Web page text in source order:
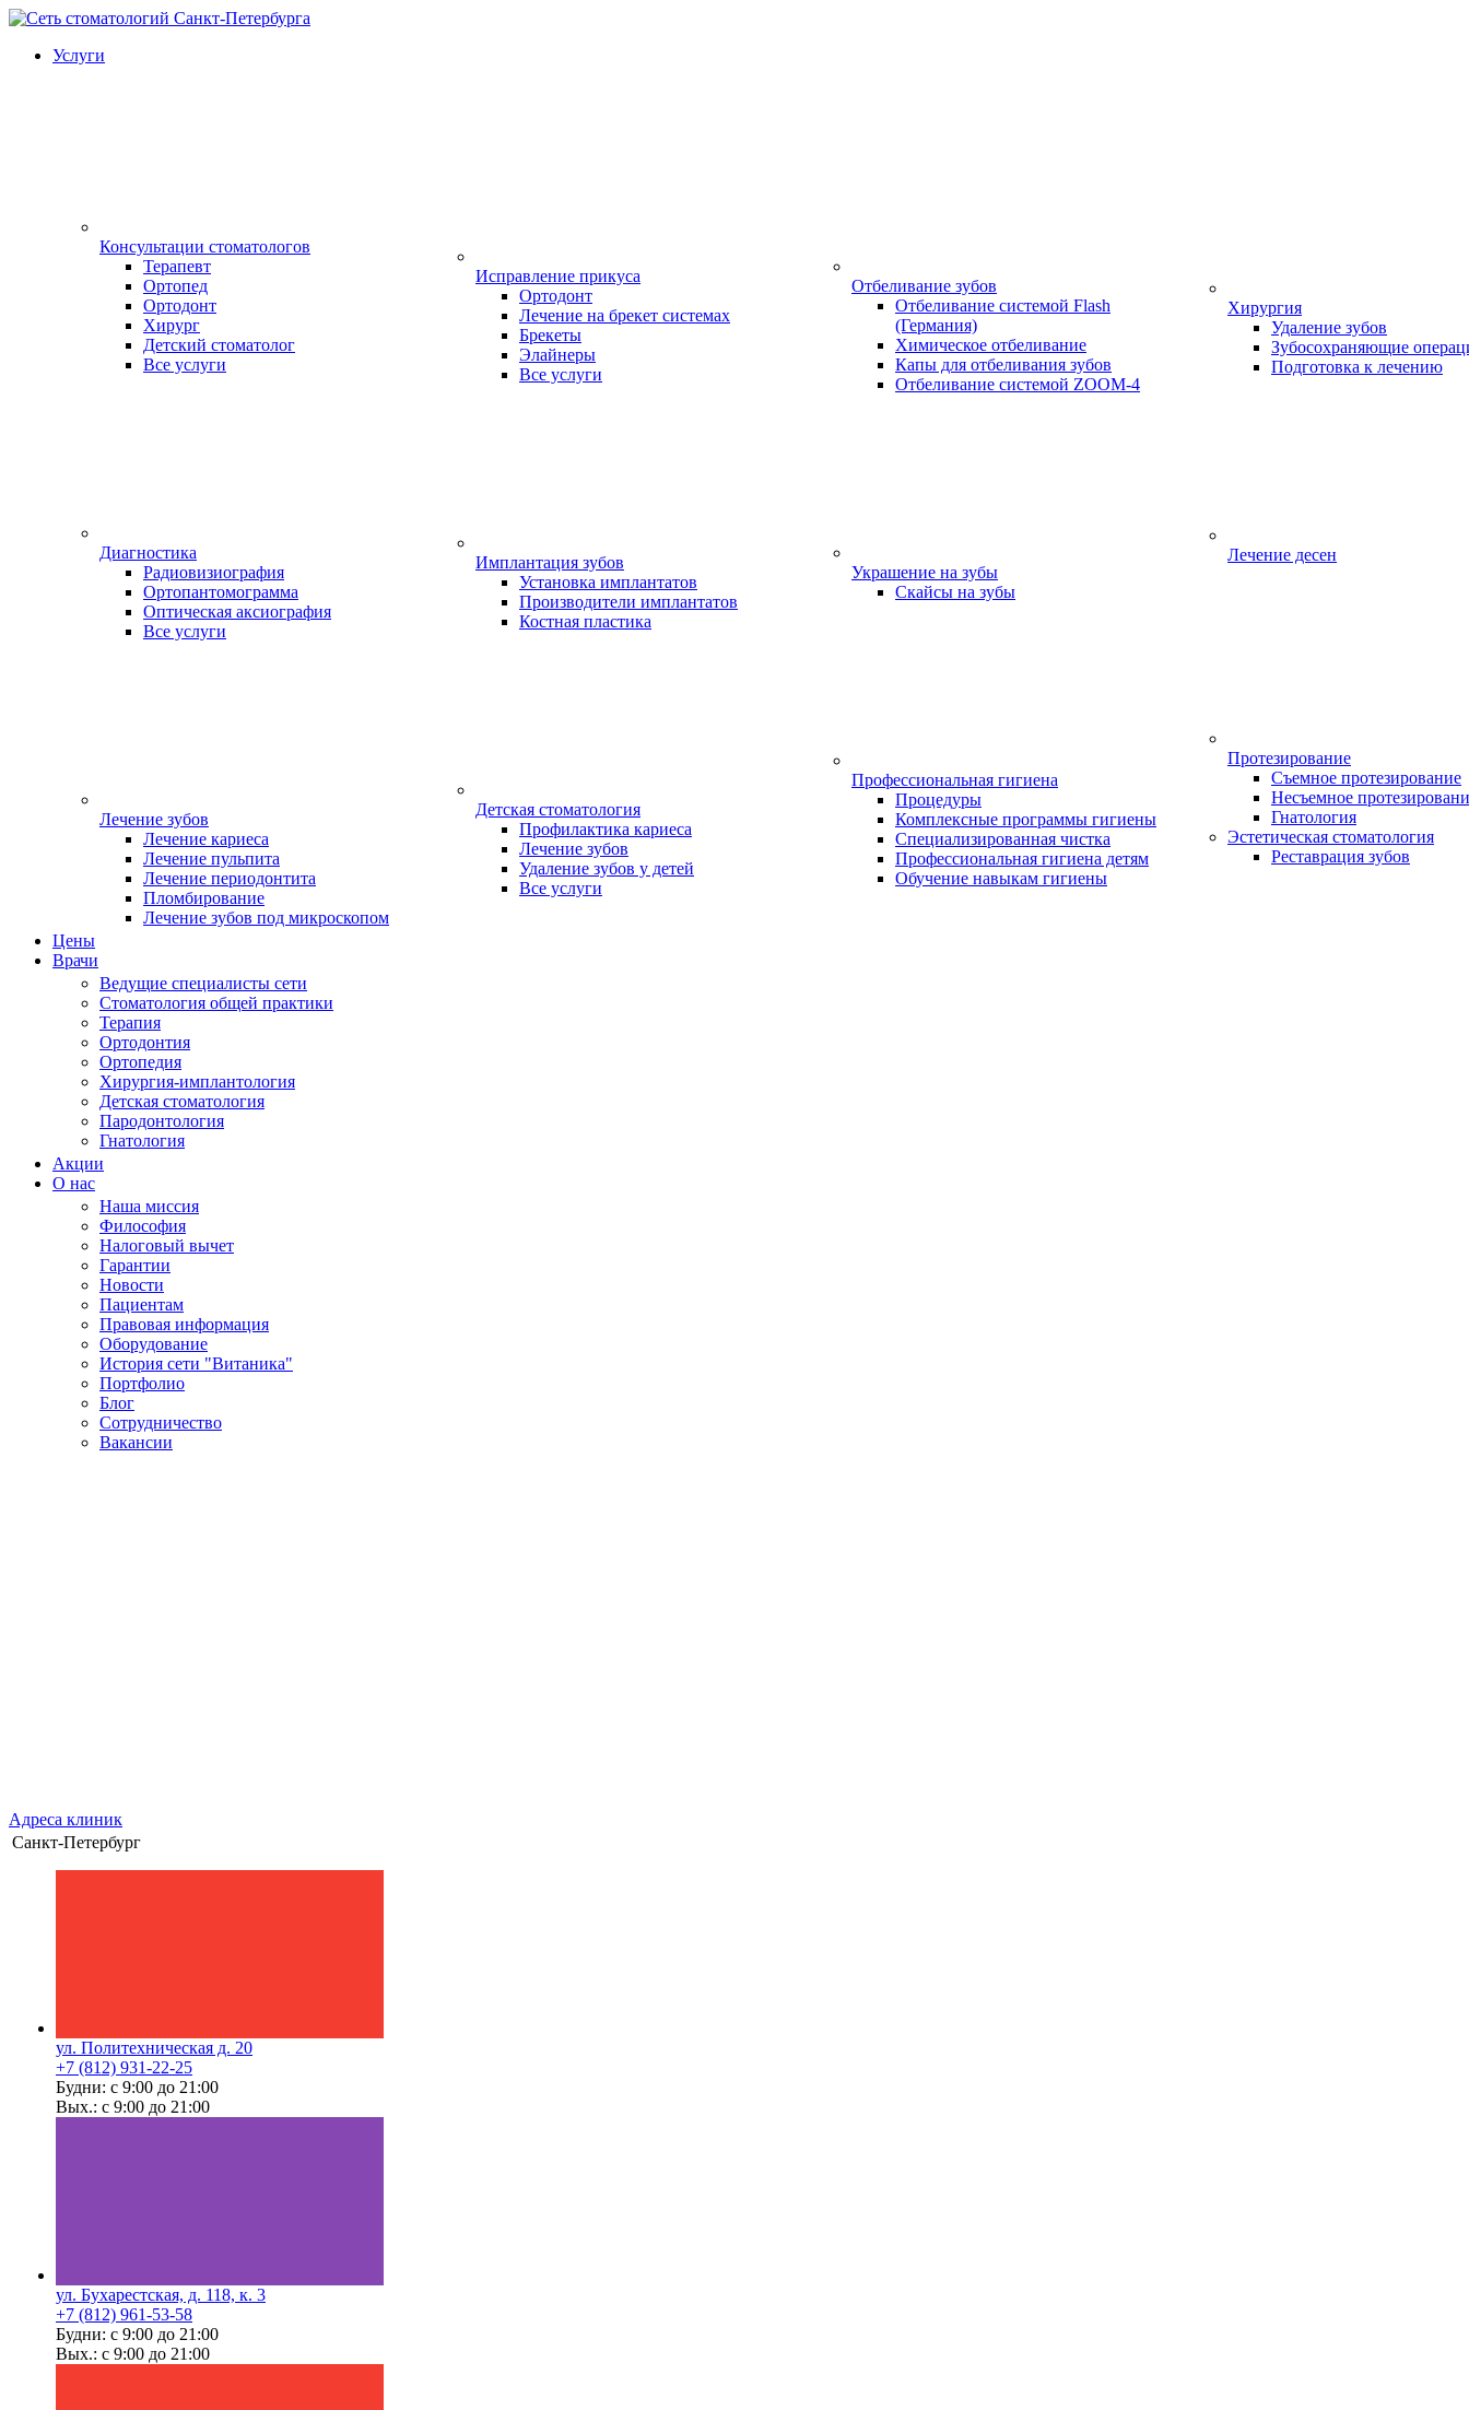
Услуги
Консультации стоматологов
Терапевт
Ортопед
Ортодонт
Хирург
Детский стоматолог
Все услуги
Диагностика
Радиовизиография
Ортопантомограмма
Оптическая аксиография
Все услуги
Лечение зубов
Лечение кариеса
Лечение пульпита
Лечение периодонтита
Пломбирование
Лечение зубов под микроскопом
Исправление прикуса
Ортодонт
Лечение на брекет системах
Брекеты
Элайнеры
Все услуги
Имплантация зубов
Установка имплантатов
Производители имплантатов
Костная пластика
Детская стоматология
Профилактика кариеса
Лечение зубов
Удаление зубов у детей
Все услуги
Отбеливание зубов
Отбеливание системой Flash
(Германия)
Химическое отбеливание
Капы для отбеливания зубов
Отбеливание системой ZOOM-4
Украшение на зубы
Скайсы на зубы
Профессиональная гигиена
Процедуры
Комплексные программы гигиены
Специализированная чистка
Профессиональная гигиена детям
Обучение навыкам гигиены
Хирургия
Удаление зубов
Зубосохраняющие
Подготовка к лечению
Лечение десен
Протезирование
Съемное протезирование
Несъемное
Гнатология
Эстетическая стоматология
Реставрация зубов
Цены
Врачи
Ведущие специалисты сети
Стоматология общей практики
Терапия
Ортодонтия
Ортопедия
Хирургия-имплантология
Детская стоматология
Пародонтология
Гнатология
Акции
О нас
Наша миссия
Философия
Налоговый вычет
Гарантии
Новости
Пациентам
Правовая информация
Оборудование
История сети "Витаника"
Портфолио
Блог
Сотрудничество
Вакансии
Адреса клиник
Санкт-Петербург
ул. Политехническая д. 20
+7 (812) 931-22-25
Будни: с 9:00 до 21:00
Вых.: с 9:00 до 21:00
ул. Бухарестская, д. 118, к. 3
+7 (812) 961-53-58
Будни: с 9:00 до 21:00
Вых.: с 9:00 до 21:00